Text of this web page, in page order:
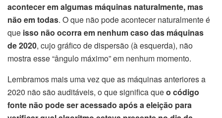
acontecer em algumas máquinas naturalmente, mas
não em todas. O que não pode acontecer naturalmente é
que isso não ocorra em nenhum caso das máquinas
de 2020, cujo gráfico de dispersão (à esquerda), não
mostra esse “ângulo máximo” em nenhum momento.
Lembramos mais uma vez que as máquinas anteriores a
2020 não são auditáveis, o que significa queo código
fonte não pode ser acessado após a eleição para